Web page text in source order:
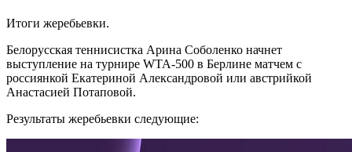
Итоги жеребьевки.
Белорусская теннисистка Арина Соболенко начнет
выступление на турнире WTA-500 в Берлине матчем с
россиянкой Екатериной Александровой или австрийкой
Анастасией Потаповой.
Результаты жеребьевки следующие: